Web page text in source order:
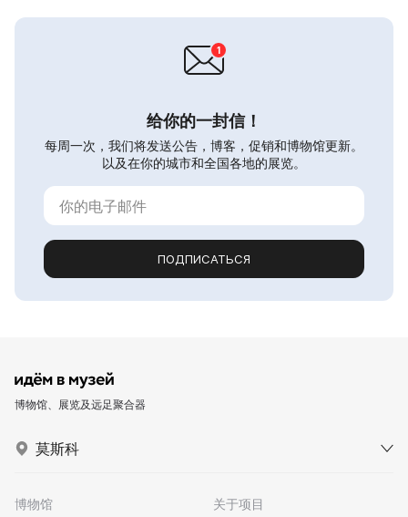
给你的一封信！
每周一次，我们将发送公告，博客，促销和博物馆更新。
以及在你的城市和全国各地的展览。
ПОДПИСАТЬСЯ
博物馆、展览及远足聚合器
莫斯科
博物馆
关于项目